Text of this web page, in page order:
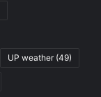
UP weather(49)